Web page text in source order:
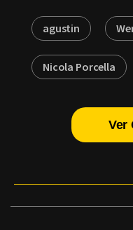
agustin
Nicola Porcella
Ver